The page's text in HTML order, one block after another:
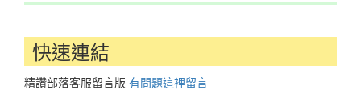
快速連結
精讚部落客服留言版 有問題這裡留言